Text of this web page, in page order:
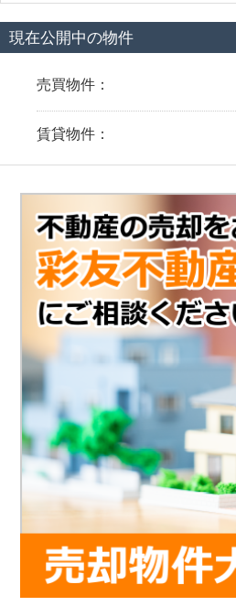
現在公開中の物件
売買物件：
賃貸物件：